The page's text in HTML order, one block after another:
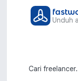
Unduh
Tokopedia